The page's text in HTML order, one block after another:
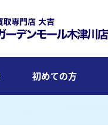
初めての方